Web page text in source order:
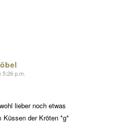
p.m.
lieber noch etwas
Küssen der Kröten *g*